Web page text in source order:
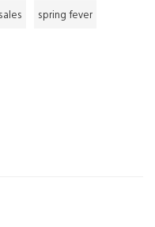
sales spring fever